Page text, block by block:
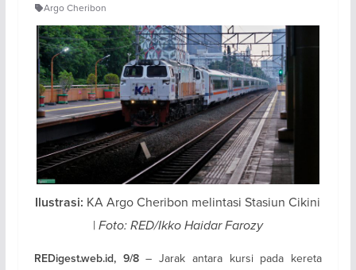
Argo Cheribon
Ilustrasi: KA Argo Cheribon melintasi Stasiun Cikini
| Foto: RED/Ikko Haidar Farozy
REDigest.web.id, 9/8– Jarak antara kursi pada kereta